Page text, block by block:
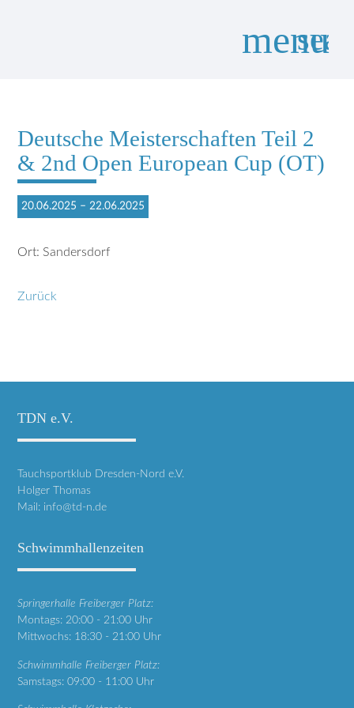
menu
Deutsche Meisterschaften Teil 2
& 2nd Open European Cup (OT)
20.06.2025 – 22.06.2025
Ort: Sandersdorf
Zurück
TDN e.V.
Tauchsportklub Dresden-Nord e.V.
Holger Thomas
Mail: info@td-n.de
Schwimmhallenzeiten
Springerhalle Freiberger Platz:
Montags: 20:00 - 21:00 Uhr
Mittwochs: 18:30 - 21:00 Uhr
Schwimmhalle Freiberger Platz:
Samstags: 09:00 - 11:00 Uhr